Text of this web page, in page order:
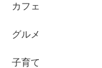
カフェ
グルメ
子育て